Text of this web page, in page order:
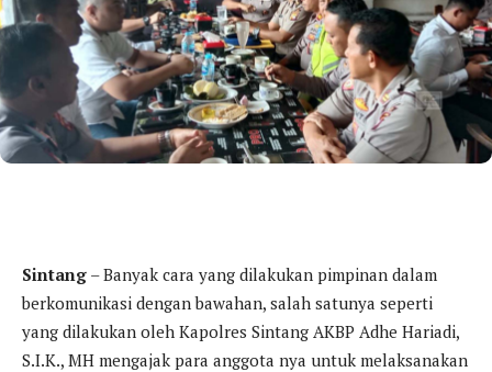
Sintang – Banyak cara yang dilakukan pimpinan dalam
berkomunikasi dengan bawahan, salah satunya seperti
yang dilakukan oleh Kapolres Sintang AKBP Adhe Hariadi,
S.I.K., MH mengajak para anggota nya untuk melaksanakan